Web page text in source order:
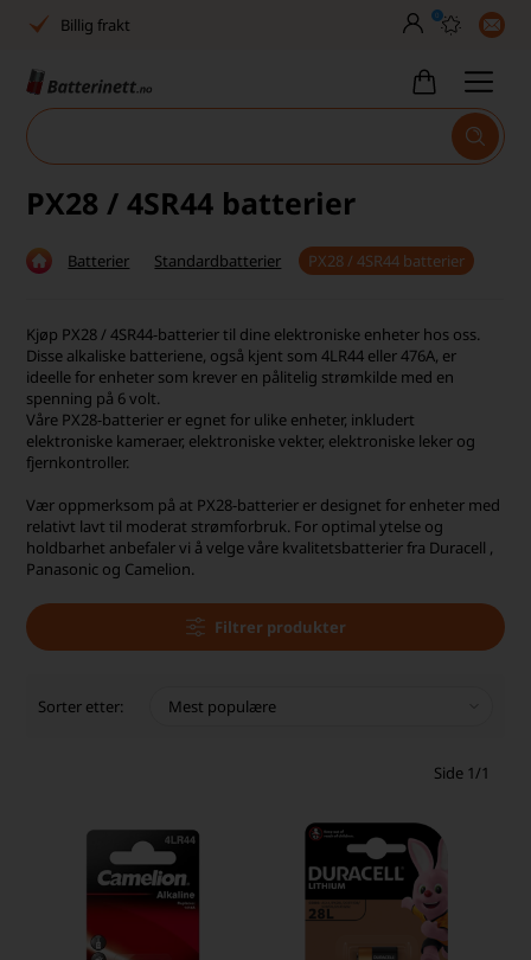
Billig frakt
Leveringstid 2-5 arbeidsdager
Toll, moms og avgifter inkludert
30 dagers full returrett
Tlf. er stengt uke 27–32
Høy kundetilfredshet
0
PX28 / 4SR44 batterier
Batterier Standardbatterier PX28 / 4SR44 batterier
Kjøp PX28 / 4SR44-batterier til dine elektroniske enheter hos oss.
Disse alkaliske batteriene, også kjent som 4LR44 eller 476A, er
ideelle for enheter som krever en pålitelig strømkilde med en
spenning på 6 volt.
Våre PX28-batterier er egnet for ulike enheter, inkludert
elektroniske kameraer, elektroniske vekter, elektroniske leker og
fjernkontroller.
Vær oppmerksom på at PX28-batterier er designet for enheter med
relativt lavt til moderat strømforbruk. For optimal ytelse og
holdbarhet anbefaler vi å velge våre kvalitetsbatterier fra Duracell ,
Panasonic og Camelion.
Filtrer produkter
Sorter etter:
Side 1/1